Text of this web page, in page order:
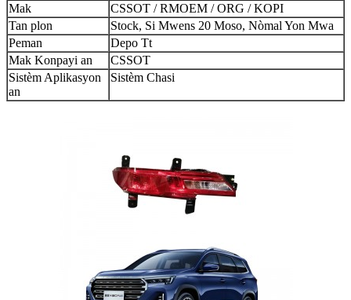
Mak
CSSOT / RMOEM / ORG / KOPI
Tan plon
Stock, Si Mwens 20 Moso, Nòmal Yon Mwa
Peman
Depo Tt
Mak Konpayi an
CSSOT
Sistèm Aplikasyon
an
Sistèm Chasi